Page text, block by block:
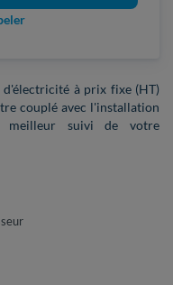
à prix fixe (HT)
couplé avec l'installation
meilleur suivi de votre